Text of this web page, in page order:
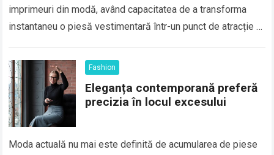
imprimeuri din modă, având capacitatea de a transforma
instantaneu o piesă vestimentară într-un punct de atracție al
Fashion
Eleganța contemporană preferă
precizia în locul excesului
Moda actuală nu mai este definită de acumularea de piese